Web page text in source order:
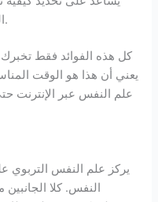
المعلومات والمفاهيم التي تم تدريسها.
كل هذه الفوائد فقط
يعني أن هذا هو الوقت
علم النفس عبر الإنترنت
يركز علم النفس التربوي
النفس. كلا